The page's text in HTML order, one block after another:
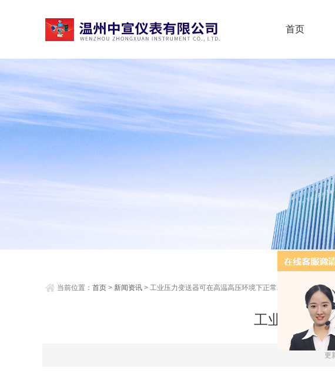
首页
当前位置： 首页 > 新闻资讯 > 工业压力变送器可在高温高压环境下正常工作
工业压力变
更